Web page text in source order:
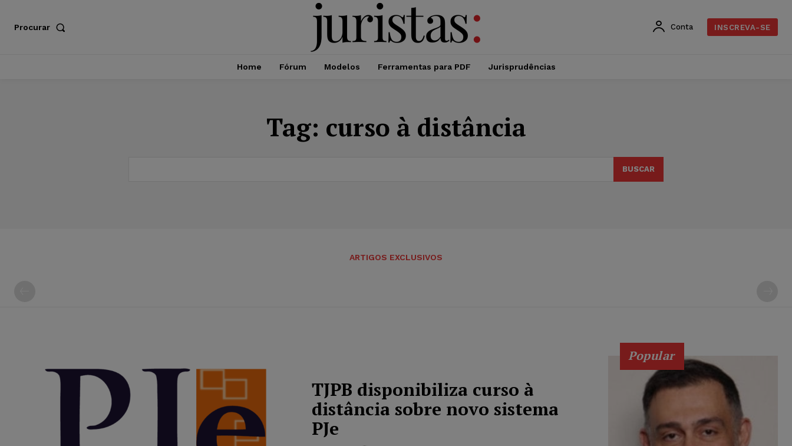
Procurar Conta INSCREVA-SE
Home Fórum Modelos Ferramentas para PDF Jurisprudências
Tag: curso à distância
BUSCAR
ARTIGOS EXCLUSIVOS
TJPB disponibiliza curso à
distância sobre novo sistema
PJe
Popular